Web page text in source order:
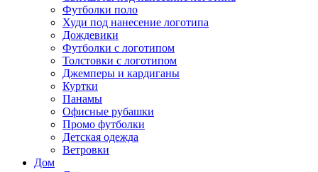
Футболки поло
Худи под нанесение логотипа
Дождевики
Футболки с логотипом
Толстовки с логотипом
Джемперы и кардиганы
Куртки
Панамы
Офисные рубашки
Промо футболки
Детская одежда
Ветровки
Дом